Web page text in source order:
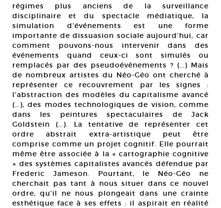
régimes plus anciens de la surveillance
disciplinaire et du spectacle médiatique, la
simulation d’événements est une forme
importante de dissuasion sociale aujourd’hui, car
comment pouvons-nous intervenir dans des
événements quand ceux-ci sont simulés ou
remplacés par des pseudoévénements ? (…) Mais
de nombreux artistes du Néo-Géo ont cherché à
représenter ce recouvrement par les signes :
l’abstraction des modèles du capitalisme avancé
(…), des modes technologiques de vision, comme
dans les peintures spectaculaires de Jack
Goldstein (…). La tentative de représenter cet
ordre abstrait extra-artistique peut être
comprise comme un projet cognitif. Elle pourrait
même être associée à la « cartographie cognitive
» des systèmes capitalistes avancés défendue par
Frederic Jameson. Pourtant, le Néo-Géo ne
cherchait pas tant à nous situer dans ce nouvel
ordre, qu’il ne nous plongeait dans une crainte
esthétique face à ses effets : il aspirait en réalité